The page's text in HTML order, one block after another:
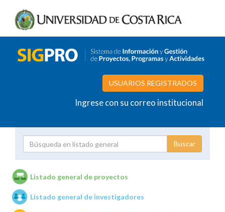
USUARIOS REGISTRADOS
Ingrese con su correo institucional
Unidades de investigación
Listado general de proyectos
Listado general de investigadores